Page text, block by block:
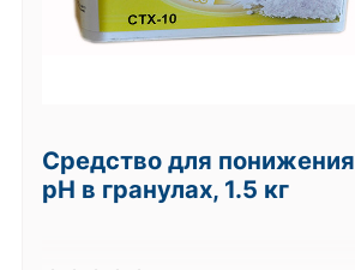
Средство для понижения
pH в гранулах, 1.5 кг